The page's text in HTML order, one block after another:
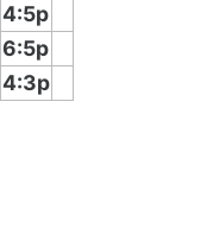
4:5p
6:5p
4:3p